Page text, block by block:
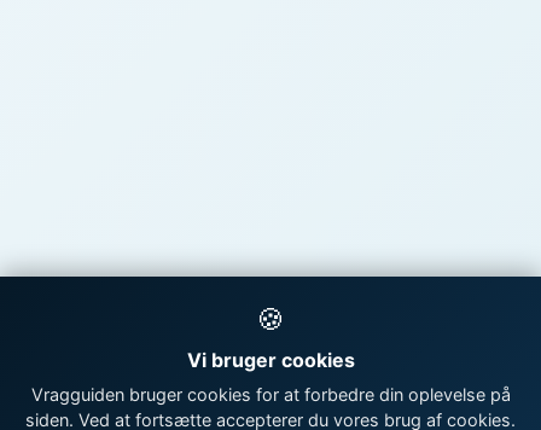
🍪
Vi bruger cookies
Vragguiden bruger cookies for at forbedre din oplevelse på
siden. Ved at fortsætte accepterer du vores brug af cookies.